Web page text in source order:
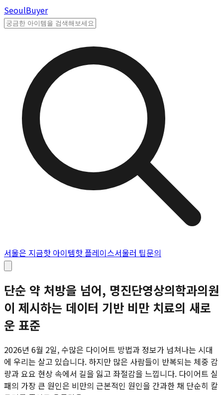
SeoulBuyer
서울은 지금핫 아이템핫 플레이스서울러 팁문의
단순 약 처방을 넘어, 명진단영상의학과의원
이 제시하는 데이터 기반 비만 치료의 새로
운 표준
2026년 6월 2일, 수많은 다이어트 방법과 정보가 넘쳐나는 시대
에 우리는 살고 있습니다. 하지만 많은 사람들이 반복되는 체중 감
량과 요요 현상 속에서 길을 잃고 좌절감을 느낍니다. 다이어트 실
패의 가장 큰 원인은 비만의 근본적인 원인을 간과한 채 단순히 칼